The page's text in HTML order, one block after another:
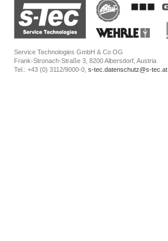
Service Technologies GmbH & Co OG
Frank-Stronach-Straße 3, 8200 Albersdorf, Austria
Tel.: +43 (0) 3112/9000-0, s-tec.datenschutz@s-tec.at